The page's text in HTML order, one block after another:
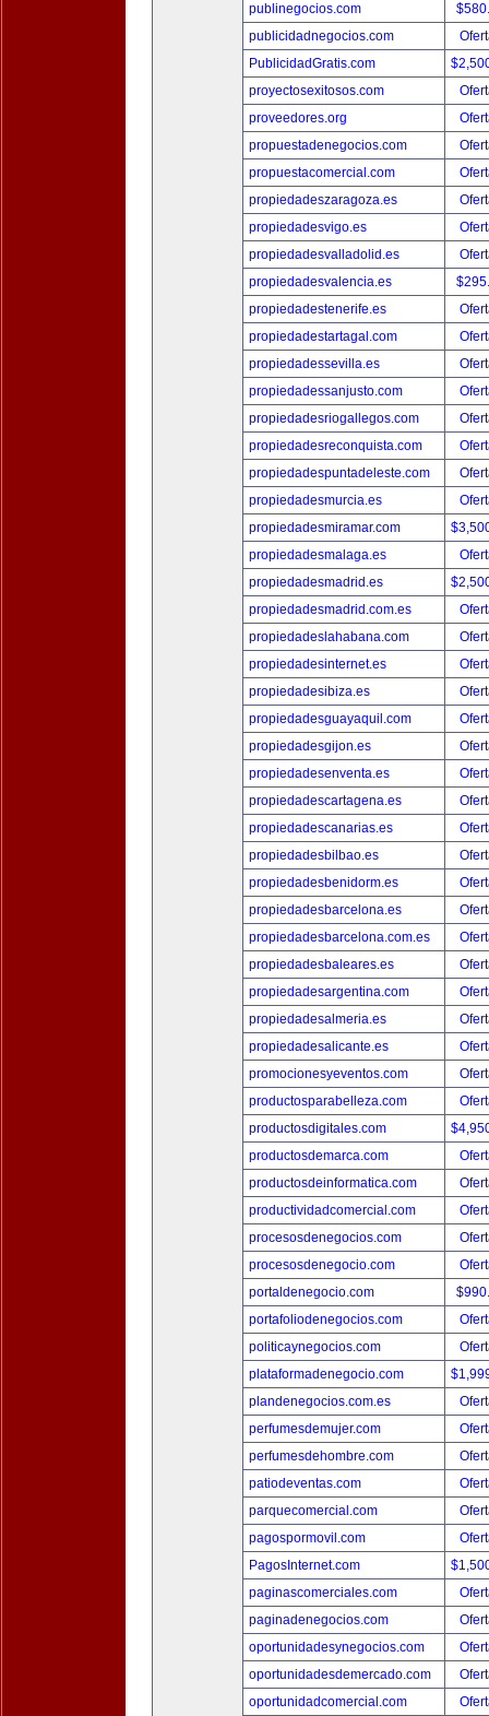
publinegocios.com
publicidadnegocios.com
PublicidadGratis.com
proyectosexitosos.com
proveedores.org
propuestadenegocios.com
propuestacomercial.com
propiedadeszaragoza.es
propiedadesvigo.es
propiedadesvalladolid.es
propiedadesvalencia.es
propiedadestenerife.es
propiedadestartagal.com
propiedadessevilla.es
propiedadessanjusto.com
propiedadesriogallegos.com
propiedadesreconquista.com
propiedadespuntadeleste.com
propiedadesmurcia.es
propiedadesmiramar.com
propiedadesmalaga.es
propiedadesmadrid.es
propiedadesmadrid.com.es
propiedadeslahabana.com
propiedadesinternet.es
propiedadesibiza.es
propiedadesguayaquil.com
propiedadesgijon.es
propiedadesenventa.es
propiedadescartagena.es
propiedadescanarias.es
propiedadesbilbao.es
propiedadesbenidorm.es
propiedadesbarcelona.es
propiedadesbarcelona.com.es
propiedadesbaleares.es
propiedadesargentina.com
propiedadesalmeria.es
propiedadesalicante.es
promocionesyeventos.com
productosparabelleza.com
productosdigitales.com
productosdemarca.com
productosdeinformatica.com
productividadcomercial.com
procesosdenegocios.com
procesosdenegocio.com
portaldenegocio.com
portafoliodenegocios.com
politicaynegocios.com
plataformadenegocio.com
plandenegocios.com.es
perfumesdemujer.com
perfumesdehombre.com
patiodeventas.com
parquecomercial.com
pagospormovil.com
PagosInternet.com
paginascomerciales.com
paginadenegocios.com
oportunidadesynegocios.com
oportunidadesdemercado.com
oportunidadcomercial.com